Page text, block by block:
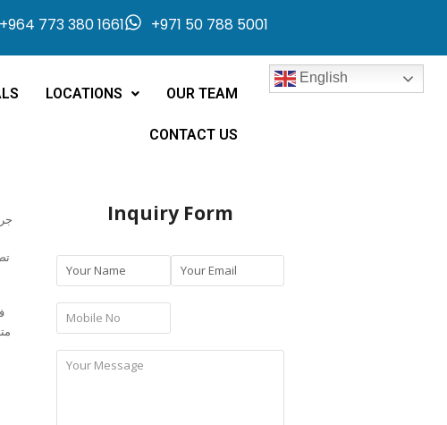
+964 773 380 1661 +971 50 788 5001
LOCATIONS OUR TEAM
CONTACT US
English
Inquiry Form